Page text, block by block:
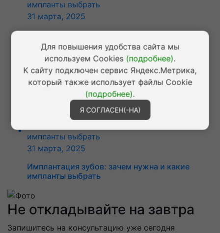
Для повышения удобства сайта мы
используем Cookies (подробнее).
К сайту подключен сервис Яндекс.Метрика,
который также использует файлы Cookie
(подробнее).
Я СОГЛАСЕН(-НА)
31 марта, 2025
импланты выбрать
31 марта, 2025
Имплантация зубов: зачем нужна и какие
импланты выбрать
31 марта, 2025
Имплантация зубов: зачем нужна и какие
импланты выбрать
Не откладывайте на завтра
Запишитесь на консультацию уже сегодня